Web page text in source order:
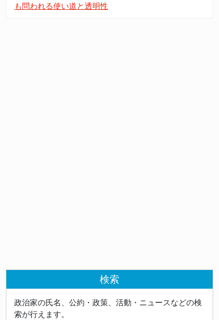
も問われる使い道と透明性
検索
政治家の氏名、公約・政策、活動・ニュースなどの検
索が行えます。